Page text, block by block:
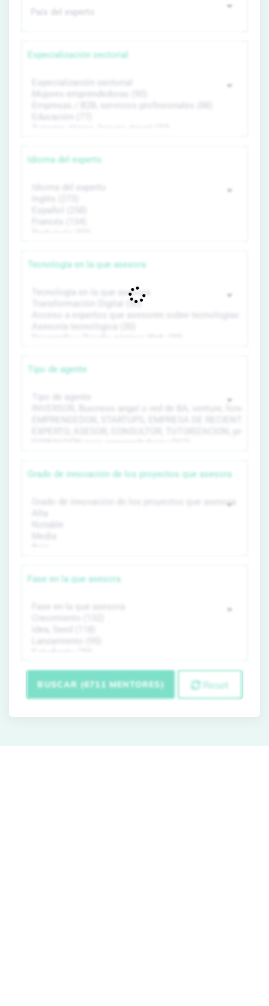
Especialización sectorial
Idioma del experto
Tecnología en la que asesora
Tipo de agente
Grado de innovación de los proyectos que asesora
Fase en la que asesora
BUSCAR (6711 MENTORES) Reset